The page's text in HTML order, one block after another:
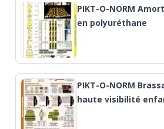
PIKT-O-NORM
en polyuréthane
PIKT-O-NORM
haute visibilité